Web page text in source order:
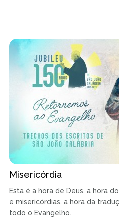
Misericórdia
Esta é a hora de Deus, a hora
e misericórdias, a hora da
todo o Evangelho.